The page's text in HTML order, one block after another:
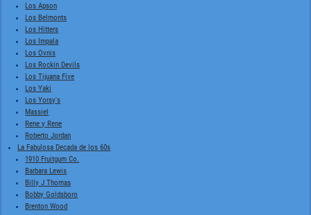
Los Apson
Los Belmonts
Los Hitters
Los Impala
Los Ovnis
Los Rockin Devils
Los Tijuana Five
Los Yaki
Los Yorsy's
Massiel
Rene y Rene
Roberto Jordan
La Fabulosa Decada de los 60s
1910 Fruitgum Co.
Barbara Lewis
Billy J Thomas
Bobby Goldsboro
Brenton Wood